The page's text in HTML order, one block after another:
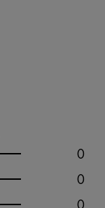
0
0